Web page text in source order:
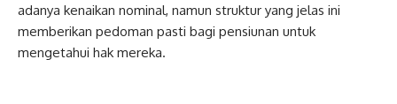
adanya kenaikan nominal, namun struktur yang jelas ini
memberikan pedoman pasti bagi pensiunan untuk
mengetahui hak mereka.